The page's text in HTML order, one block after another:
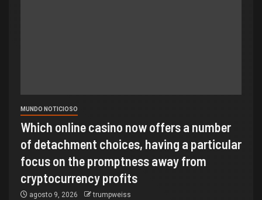
MUNDO NOTICIOSO
Which online casino now offers a number
of detachment choices, having a particular
focus on the promptness away from
cryptocurrency profits
agosto 9, 2026 trumpweiss